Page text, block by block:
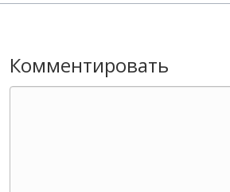
Комментировать